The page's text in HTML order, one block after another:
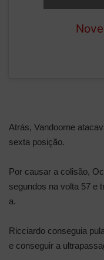
—
Atrás, Vandoorne
sexta posição.
Por causar a colisão,
segundos na volta 57 e
a.
Ricciardo conseguia
e conseguir a